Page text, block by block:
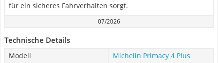
für ein sicheres Fahrverhalten sorgt.
07/2026
Technische Details
Modell
Michelin Primacy 4 Plus